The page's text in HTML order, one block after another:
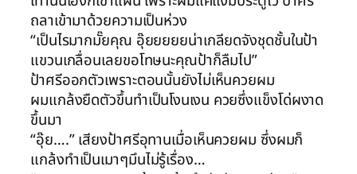
ถลาเข้ามาด้วยความเป็นห่วง
“เป็นไรมากมั๊ยคุณ อุ๊ยยยยยน่าเกลียดจังชุดชั้นในป้า
แขวนเกลื่อนเลยขอโทษนะคุณป้าก็ลืมไป”
ป้าศรีออกตัวเพราะตอนนั้นยังไม่เห็นควยผม
ผมแกล้งยืดตัวขึ้นทำเป็นโงนเงน ควยซึ่งแข็งโด่ผงาด
ขึ้นมา
“อุ๊ย….” เสียงป้าศรีอุทานเมื่อเห็นควยผม ซึ่งผมก็
แกล้งทำเป็นเมาๆมึนไม่รู้เรื่อง…